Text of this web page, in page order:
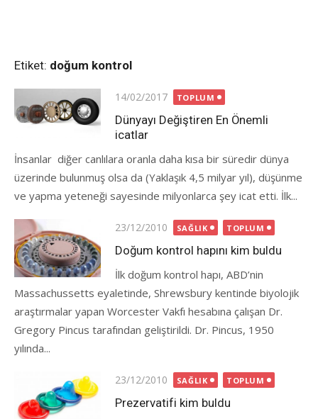
Etiket: doğum kontrol
Posted
on
14/02/2017 TOPLUM
Dünyayı Değiştiren En Önemli
icatlar
İnsanlar diğer canlılara oranla daha kısa bir süredir dünya
üzerinde bulunmuş olsa da (Yaklaşık 4,5 milyar yıl), düşünme
ve yapma yeteneği sayesinde milyonlarca şey icat etti. İlk...
Posted
on
23/12/2010 SAĞLIK TOPLUM
Doğum kontrol hapını kim buldu
İlk doğum kontrol hapı, ABD’nin
Massachussetts eyaletinde, Shrewsbury kentinde biyolojik
araştırmalar yapan Worcester Vakfı hesabına çalışan Dr.
Gregory Pincus tarafından geliştirildi. Dr. Pincus, 1950
yılında...
Posted
on
23/12/2010 SAĞLIK TOPLUM
Prezervatifi kim buldu